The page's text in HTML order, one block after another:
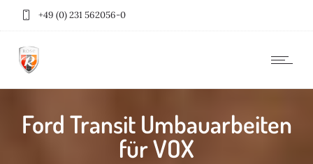
+49 (0) 231 562056-0
Ford Transit Umbauarbeiten
für VOX